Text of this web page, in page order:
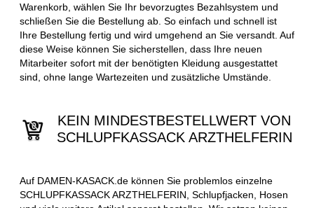
Warenkorb, wählen Sie Ihr bevorzugtes Bezahlsystem und
schließen Sie die Bestellung ab. So einfach und schnell ist
Ihre Bestellung fertig und wird umgehend an Sie versandt. Auf
diese Weise können Sie sicherstellen, dass Ihre neuen
Mitarbeiter sofort mit der benötigten Kleidung ausgestattet
sind, ohne lange Wartezeiten und zusätzliche Umstände.
KEIN MINDESTBESTELLWERT VON
SCHLUPFKASSACK ARZTHELFERIN
Auf DAMEN-KASACK.de können Sie problemlos einzelne
SCHLUPFKASSACK ARZTHELFERIN, Schlupfjacken, Hosen